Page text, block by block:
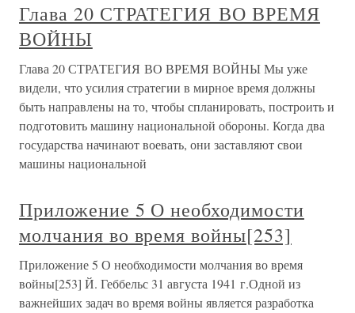
Глава 20 СТРАТЕГИЯ ВО ВРЕМЯ
ВОЙНЫ
Глава 20 СТРАТЕГИЯ ВО ВРЕМЯ ВОЙНЫ Мы уже
видели, что усилия стратегии в мирное время должны
быть направлены на то, чтобы спланировать, построить и
подготовить машину национальной обороны. Когда два
государства начинают воевать, они заставляют свои
машины национальной
Приложение 5 О необходимости
молчания во время войны[253]
Приложение 5 О необходимости молчания во время
войны[253] Й. Геббельс 31 августа 1941 г.Одной из
важнейших задач во время войны является разработка